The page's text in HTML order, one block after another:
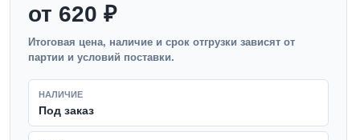
от 620 ₽
Итоговая цена, наличие и срок отгрузки зависят от
партии и условий поставки.
НАЛИЧИЕ
Под заказ